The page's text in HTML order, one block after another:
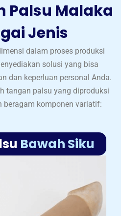
Palsu Malaka
Jenis
dalam proses produksi
solusi yang bisa
dan keperluan personal Anda.
tangan palsu yang diproduksi
beragam komponen variatif:
Bawah Siku